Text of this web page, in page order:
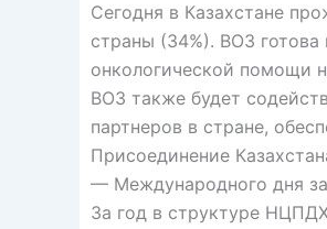
Сегодня в Казахстане
страны (34%). ВОЗ
онкологической помощи
ВОЗ также будет
партнеров в стране,
Присоединение
— Международного дня
За год в структуре